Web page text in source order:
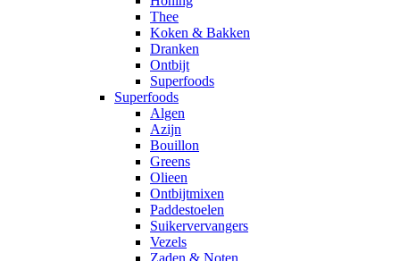
Thee
Koken & Bakken
Dranken
Ontbijt
Superfoods
Superfoods
Algen
Azijn
Bouillon
Greens
Olieen
Ontbijtmixen
Paddestoelen
Suikervervangers
Vezels
Zaden & Noten